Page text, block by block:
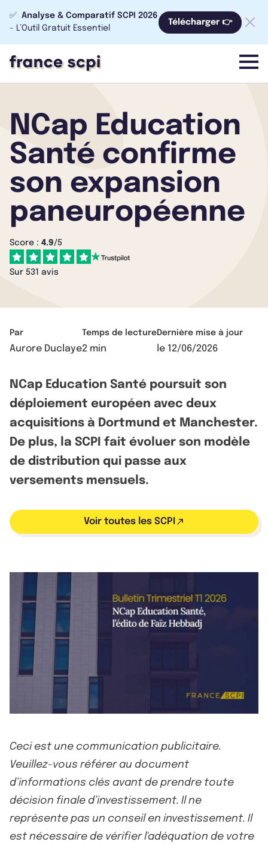
✅ Analyse & Comparatif SCPI 2026
- L’Outil Gratuit Essentiel
Télécharger 👉
menu
NCap Education
Santé confirme
son expansion
paneuropéenne
Score : 4.9/5
Sur 531 avis
Par
Aurore Duclaye
Temps de lecture
2 min
Dernière mise à jour
le 12/06/2026
NCap Education Santé poursuit son
déploiement européen avec deux
acquisitions à Dortmund et Manchester.
De plus, la SCPI fait évoluer son modèle
de distribution qui passe aux
versements mensuels.
Voir toutes les SCPI
Ceci est une communication publicitaire.
Veuillez-vous référer au document
d’informations clés avant de prendre toute
décision finale d’investissement. Il ne
représente pas un conseil en investissement. Il
est nécessaire de vérifier l'adéquation de votre